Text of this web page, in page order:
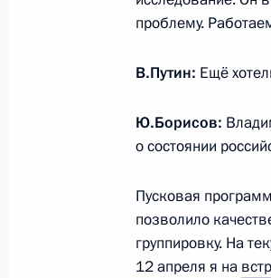
Встреча с
деятельности в
высоких
13 июня 2023 года,
проблему.
В.Путин: Ещё
Ю.Борисов:
о состоянии
Пусковая
позволило
группировку. На
12 апреля я на